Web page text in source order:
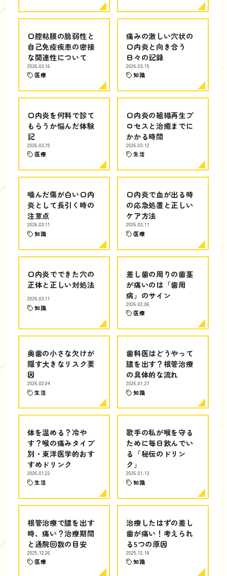
口腔粘膜の脆弱性と
自己免疫疾患の密接
な関連性について
2026.03.16
医療
痛みの激しい穴状の
口内炎と向き合う
日々の記録
2026.03.15
知識
口内炎を何科で診て
もらうか悩んだ体験
記
2026.03.15
医療
口内炎の組織再生プ
ロセスと治癒までに
かかる時間
2026.03.12
生活
噛んだ傷が白い口内
炎として長引く時の
注意点
2026.03.11
知識
口内炎で血が出る時
の応急処置と正しい
ケア方法
2026.03.11
医療
口内炎でできた穴の
正体と正しい対処法
2026.03.11
知識
差し歯の周りの歯茎
が痛いのは「歯周
病」のサイン
2026.02.06
医療
奥歯の小さな欠けが
隠す大きなリスク要
因
2026.02.04
生活
歯科医はどうやって
膿を出す？根管治療
の具体的な流れ
2026.01.27
知識
体を温める？冷や
す？喉の痛みタイプ
別・東洋医学的おす
すめドリンク
2026.01.22
生活
歌手の私が喉を守る
ために毎日飲んでい
る「秘伝のドリン
ク」
2026.01.13
知識
根管治療で膿を出す
時、痛い？治療期間
と通院回数の目安
2025.12.26
医療
治療したはずの差し
歯が痛い！考えられ
る5つの原因
2025.12.18
知識